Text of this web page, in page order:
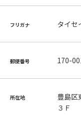
フリガナ タイ
郵便番号 170-
所在地
豊島
３Ｆ